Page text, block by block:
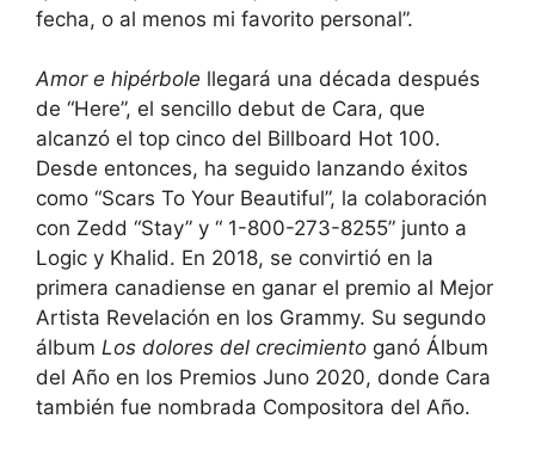
fecha, o al menos mi favorito personal”.
Amor e hipérbole llegará una década después
de “Here”, el sencillo debut de Cara, que
alcanzó el top cinco del Billboard Hot 100.
Desde entonces, ha seguido lanzando éxitos
como “Scars To Your Beautiful”, la colaboración
con Zedd “Stay” y “ 1-800-273-8255” junto a
Logic y Khalid. En 2018, se convirtió en la
primera canadiense en ganar el premio al Mejor
Artista Revelación en los Grammy. Su segundo
álbum Los dolores del crecimiento ganó Álbum
del Año en los Premios Juno 2020, donde Cara
también fue nombrada Compositora del Año.